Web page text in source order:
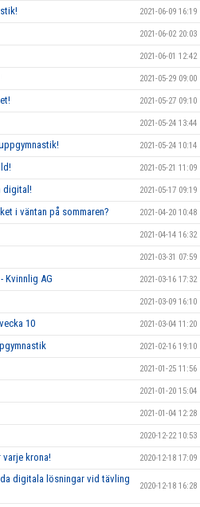
2021-06-09 16:19
2021-06-02 20:03
2021-06-01 12:42
2021-05-29 09:00
2021-05-27 09:10
2021-05-24 13:44
2021-05-24 10:14
2021-05-21 11:09
digital! 2021-05-17 09:19
i väntan på sommaren? 2021-04-20 10:48
2021-04-14 16:32
2021-03-31 07:59
Kvinnlig AG 2021-03-16 17:32
2021-03-09 16:10
10 2021-03-04 11:20
2021-02-16 19:10
2021-01-25 11:56
2021-01-20 15:04
2021-01-04 12:28
2020-12-22 10:53
krona! 2020-12-18 17:09
digitala lösningar vid tävling
2020-12-18 16:28